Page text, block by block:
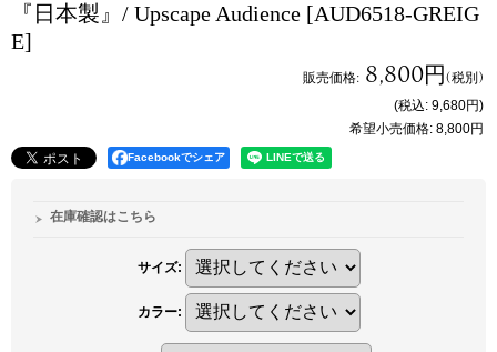
『日本製』/ Upscape Audience [AUD6518-GREIG
E]
販売価格: 8,800円(税別)
(税込: 9,680円)
希望小売価格: 8,800円
Facebookでシェア
在庫確認はこちら
サイズ:
カラー: